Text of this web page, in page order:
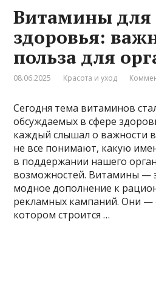
Витамины для
здоровья:
польза для
08.06.2025 Красота и уход
Сегодня тема витаминов
обсуждаемых в сфере
каждый слышал о важности
не все понимают, какую
в поддержании нашего
возможностей. Витамины —
модное дополнение к
рекламных кампаний. Они —
котором строится …